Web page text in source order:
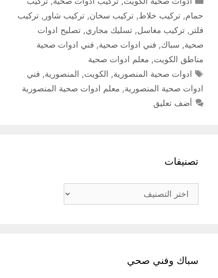
حمام, تركيب خلاط, تركيب سخان, تركيب شاور , تركيب
فلتر , تركيب مغاسل, تسليك مجاري, تصليح ادوات
صحية, سباك, فني ادوات صحية, فني ادوات صحية
مناطق الكويت, معلم ادوات صحية
الوسوم
ادوات صحية المنصورية, الكويت, المنصورية, فني
ادوات صحية المنصورية, معلم ادوات صحية المنصورية
أضف تعليق
تصنيفات
تصنيفات
سباك وفني صحي